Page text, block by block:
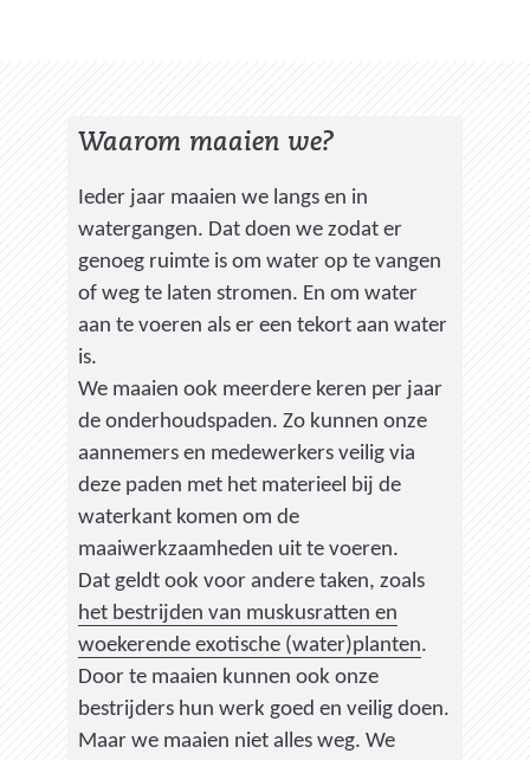
n
a
n
w
e
b
s
Waarom maaien we?
Ieder jaar maaien we langs en in
watergangen. Dat doen we zodat er
genoeg ruimte is om water op te vangen
of weg te laten stromen. En om water
aan te voeren als er een tekort aan water
is.
We maaien ook meerdere keren per jaar
de onderhoudspaden. Zo kunnen onze
aannemers en medewerkers veilig via
deze paden met het materieel bij de
waterkant komen om de
maaiwerkzaamheden uit te voeren.
Dat geldt ook voor andere taken, zoals
het bestrijden van muskusratten en
woekerende exotische (water)planten.
Door te maaien kunnen ook onze
bestrijders hun werk goed en veilig doen.
Maar we maaien niet alles weg. We